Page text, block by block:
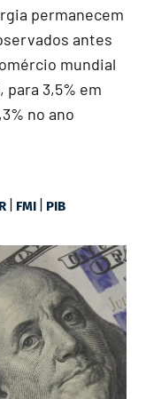
permanecem
antes
mundial
para 3,5% em
no ano
| FMI | PIB